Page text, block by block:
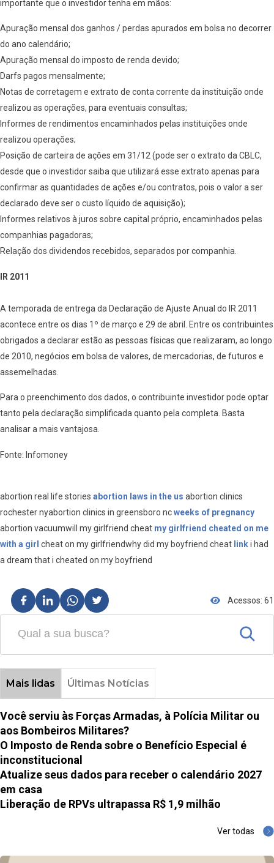
importante que o investidor tenha em mãos:
Apuração mensal dos ganhos / perdas apurados em bolsa no decorrer
do ano calendário;
Apuração mensal do imposto de renda devido;
Darfs pagos mensalmente;
Notas de corretagem e extrato de conta corrente da instituição onde
realizou as operações, para eventuais consultas;
Informes de rendimentos encaminhados pelas instituições onde
realizou operações;
Posição de carteira de ações em 31/12 (pode ser o extrato da CBLC,
desde que o investidor saiba que utilizará esse extrato apenas para
confirmar as quantidades de ações e/ou contratos, pois o valor a ser
declarado deve ser o custo líquido de aquisição);
Informes relativos à juros sobre capital próprio, encaminhados pelas
companhias pagadoras;
Relação dos dividendos recebidos, separados por companhia.
IR 2011
A temporada de entrega da Declaração de Ajuste Anual do IR 2011
acontece entre os dias 1º de março e 29 de abril. Entre os contribuintes
obrigados a declarar estão as pessoas físicas que realizaram, ao longo
de 2010, negócios em bolsa de valores, de mercadorias, de futuros e
assemelhadas.
Para o preenchimento dos dados, o contribuinte investidor pode optar
tanto pela declaração simplificada quanto pela completa. Basta
analisar a mais vantajosa.
Fonte: Infomoney
abortion real life stories abortion laws in the us abortion clinics
rochester nyabortion clinics in greensboro ncweeks of pregnancy
abortion vacuumwill my girlfriend cheat my girlfriend cheated on me
with a girl cheat on my girlfriendwhy did my boyfriend cheat linki had
a dream that i cheated on my boyfriend
Acessos: 61
Mais lidas Últimas Notícias
Você serviu às Forças Armadas, à Polícia Militar ou
aos Bombeiros Militares?
O Imposto de Renda sobre o Benefício Especial é
inconstitucional
Atualize seus dados para receber o calendário 2027
em casa
Liberação de RPVs ultrapassa R$ 1,9 milhão
Ver todas